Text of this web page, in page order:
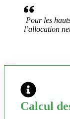
Pour les
l’allocation
Calcul